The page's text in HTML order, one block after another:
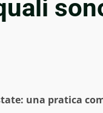
una pratica